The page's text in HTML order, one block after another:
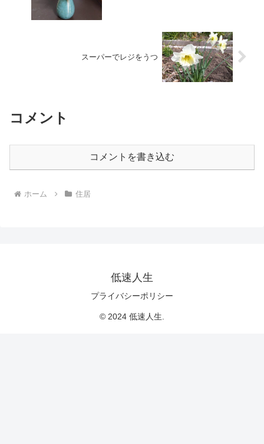
スーパーでレジをうつ
コメント
コメントを書き込む
ホーム 住居
低速人生
プライバシーポリシー
© 2024 低速人生.